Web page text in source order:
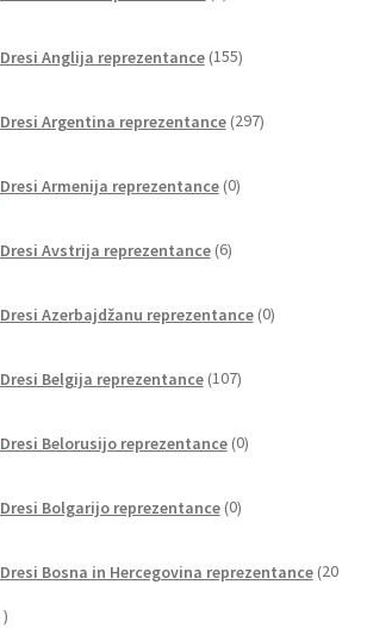
Dresi Anglija reprezentance 155izdelkov
Dresi Argentina reprezentance 297izdelkov
Dresi Armenija reprezentance 0izdelkov
Dresi Avstrija reprezentance 6izdelkov
Dresi Azerbajdžanu reprezentance 0izdelkov
Dresi Belgija reprezentance 107izdelkov
Dresi Belorusijo reprezentance 0izdelkov
Dresi Bolgarijo reprezentance 0izdelkov
Dresi Bosna in Hercegovina reprezentance 20
20